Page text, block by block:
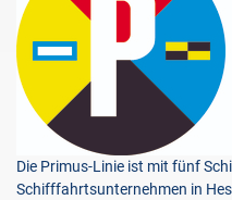
Die Primus-Linie ist mit fünf
Schifffahrtsunternehmen in